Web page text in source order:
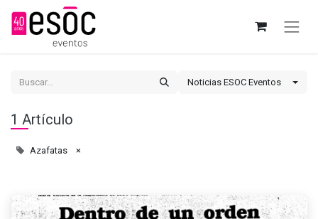
Noticias ESOC Eventos
1 Artículo
Azafatas ×